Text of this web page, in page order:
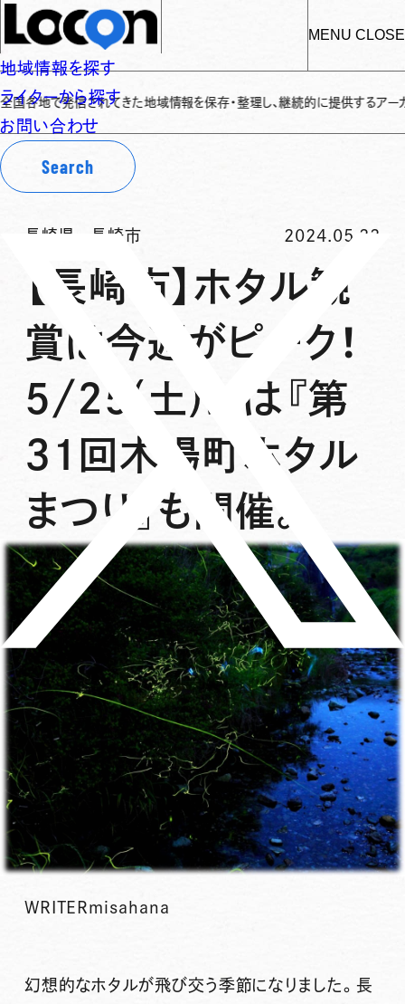
MENU CLOSE
地域情報を探す
ライターから探す
お問い合わせ
Search
信されてきた地域情報を保存・整理し、継続的に提供するアーカイブサイト
長崎県 長崎市 2024.05.22
【長崎市】ホタル観
賞は今週がピーク！
5/25(土)には『第
31回木場町ホタル
まつり』も開催。
WRITERmisahana
幻想的なホタルが飛び交う季節になりました。長